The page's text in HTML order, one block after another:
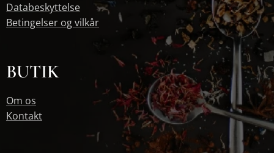
Databeskyttelse
Betingelser og vilkår
BUTIK
Om os
Kontakt